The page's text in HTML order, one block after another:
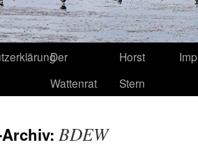
Der
Wattenrat
Horst
Stern
BDEW